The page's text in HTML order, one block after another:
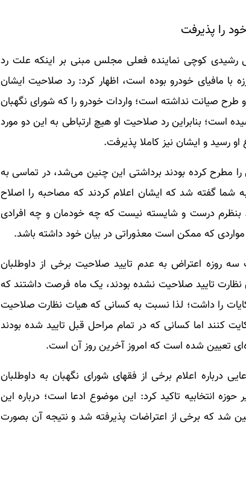
را پذیرفت
کوچی نماینده فعلی مجلس مبنی بر اینکه علت رد
با مافیای خودرو بوده است، اظهار کرد: رد صلاحیت ایشان
طرح صیانت نداشته است؛ واردات خودرو را که شورای نگهبان
است؛ بنابراین رد صلاحیت او هیچ ارتباطی به این دو مورد
رسید و ایشان نیز کاملا پذیرفت.
مطرح کرده بودند برداشتی این چنین می‌شد، در تماسی به
گفته شد که ایشان اعلام کردند که مصاحبه را اصلاح
بنظرم درست و شایسته نیست که چه خودمان و چه افرادی
مواردی که ممکن است معذوراتی در بیان خود داشته باشد.
روزه اعتراض به عدم تایید صلاحیت برخی از داوطلبان
تایید صلاحیت نشده بودند، یک ماه فرصت داشتند که
را داشت؛ لذا نسبت به کسانی که هیات نظارت صلاحیت
کنند اما کسانی که در تمام مراحل قبل تایید شده بودند
تعیین شده است که امروز آخرین روز آن است.
درباره اعلام برخی از فقهای شورای نگهبان به داوطلبان
انتخابیه تاکید کرد: این موضوع ادعا است؛ درباره این
شد که برخی از اعتراضات پذیرفته شد و نتیجه آن بصورت